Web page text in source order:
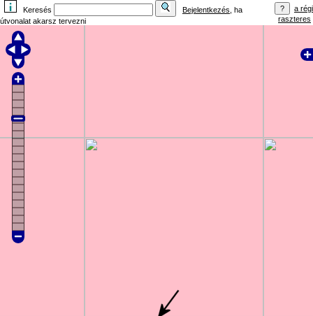
Keresés Bejelentkezés , ha
útvonalat akarsz tervezni
a régi
raszteres